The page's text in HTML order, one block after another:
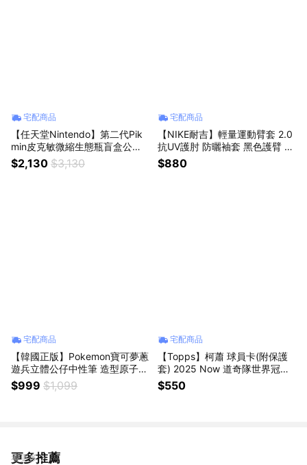
宅配商品
【任天堂Nintendo】第二代Pik
min皮克敏微縮生態瓶盲盒公仔
日本官方正版授權 辦公室擺件
桌上擺設 療癒小物 同事禮物 情
$2,130 $3,130
宅配商品
【NIKE耐吉】輕量運動臂套 2.0
抗UV護肘 防曬袖套 黑色護臂 籃
球棒球羽球釣魚慢跑夜跑單車重
訓健身適用(N1004268042) 男
$880
宅配商品
【韓國正版】Pokemon寶可夢蔥
遊兵立體公仔中性筆 造型原子筆
辦公室療癒小物 實用創意文具
桌上筆架 劍盾人氣角色周邊商品
$999 $1,099
宅配商品
【Topps】柯蕭 球員卡(附保護
套) 2025 Now 道奇隊世界冠軍
CLAYTON KERSHAW #WS-13
MLB棒球 書僮 賽揚獎王牌投手
$550
更多推薦
看更多